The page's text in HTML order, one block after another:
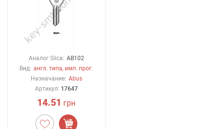
Аналог Silca: AB102
Вид: англ. типа, имп. прог.
Назначание: Abus
Артикул: 17647
14.51 грн